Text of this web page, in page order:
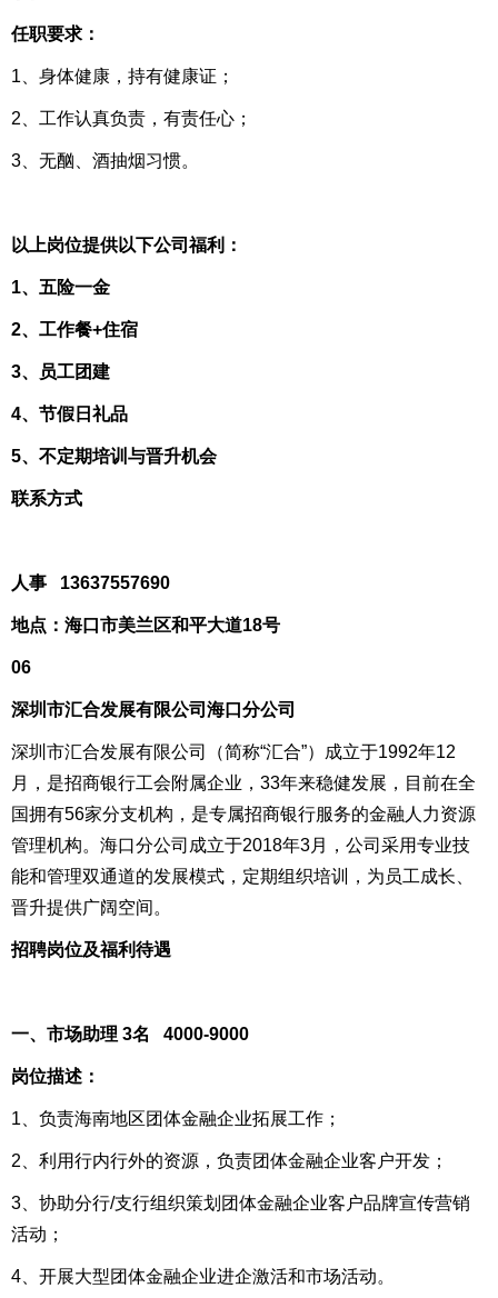
任职要求：
1、身体健康，持有健康证；
2、工作认真负责，有责任心；
3、无酗、酒抽烟习惯。
以上岗位提供以下公司福利：
1、五险一金
2、工作餐+住宿
3、员工团建
4、节假日礼品
5、不定期培训与晋升机会
联系方式
人事 13637557690
地点：海口市美兰区和平大道18号
06
深圳市汇合发展有限公司海口分公司
深圳市汇合发展有限公司（简称“汇合”）成立于1992年12
月，是招商银行工会附属企业，33年来稳健发展，目前在全
国拥有56家分支机构，是专属招商银行服务的金融人力资源
管理机构。海口分公司成立于2018年3月，公司采用专业技
能和管理双通道的发展模式，定期组织培训，为员工成长、
晋升提供广阔空间。
招聘岗位及福利待遇
一、市场助理 3名 4000-9000
岗位描述：
1、负责海南地区团体金融企业拓展工作；
2、利用行内行外的资源，负责团体金融企业客户开发；
3、协助分行/支行组织策划团体金融企业客户品牌宣传营销
活动；
4、开展大型团体金融企业进企激活和市场活动。